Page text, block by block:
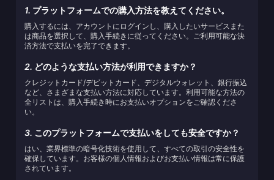
1. プラットフォームでの購入方法を教えてください。
購入するには、アカウントにログインし、購入したいサービスまた
は商品を選択して、購入手続きに従ってください。ご利用可能な決
済方法で支払いを完了できます。
2. どのような支払い方法が利用できますか？
クレジットカード/デビットカード、デジタルウォレット、銀行振込
など、さまざまな支払い方法に対応しています。利用可能な方法の
全リストは、購入手続き時にお支払いオプションをご確認くださ
い。
3. このプラットフォームで支払いをしても安全ですか？
はい、業界標準の暗号化技術を使用して、すべての取引の安全性を
確保しています。お客様の個人情報およびお支払い情報は常に保護
されています。